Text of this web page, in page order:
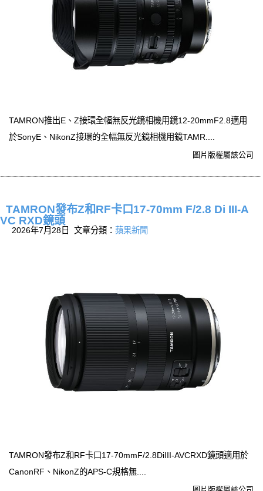
TAMRON推出E、Z接環全幅無反光鏡相機用鏡12-20mmF2.8適用
於SonyE、NikonZ接環的全幅無反光鏡相機用鏡TAMR....
圖片版權屬該公司
TAMRON發布Z和RF卡口17-70mm F/2.8 Di III-A
VC RXD鏡頭
2026年7月28日 文章分類： 蘋果新聞
TAMRON發布Z和RF卡口17-70mmF/2.8DiIII-AVCRXD鏡頭適用於
CanonRF、NikonZ的APS-C規格無....